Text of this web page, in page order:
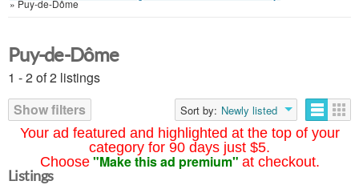
»Puy-de-Dôme
Your ad featured and highlighted at the top of your
category for 90 days just $5.
Choose "Make this ad premium" at checkout.
Puy-de-Dôme
1 - 2 of 2 listings
Show filters
Sort by: Newly listed
Listings